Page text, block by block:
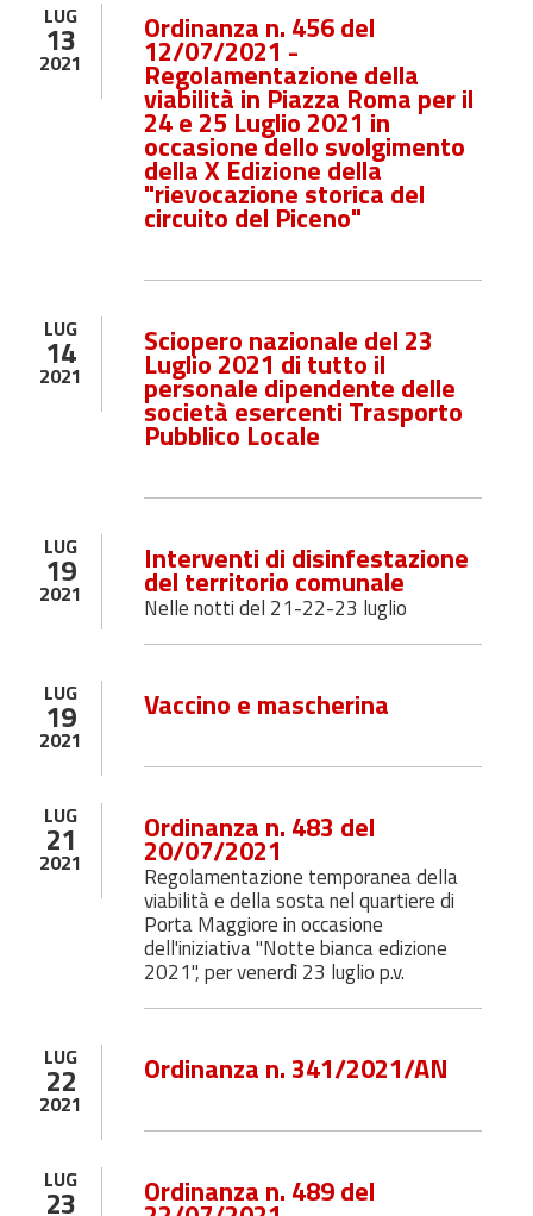
LUG
13
2021
Ordinanza n. 456 del
12/07/2021 -
Regolamentazione della
viabilità in Piazza Roma per il
24 e 25 Luglio 2021 in
occasione dello svolgimento
della X Edizione della
"rievocazione storica del
circuito del Piceno"
LUG
14
2021
Sciopero nazionale del 23
Luglio 2021 di tutto il
personale dipendente delle
società esercenti Trasporto
Pubblico Locale
LUG
19
2021
Interventi di disinfestazione
del territorio comunale
Nelle notti del 21-22-23 luglio
LUG
19
2021
Vaccino e mascherina
LUG
21
2021
Ordinanza n. 483 del
20/07/2021
Regolamentazione temporanea della
viabilità e della sosta nel quartiere di
Porta Maggiore in occasione
dell'iniziativa "Notte bianca edizione
2021", per venerdì 23 luglio p.v.
LUG
22
2021
Ordinanza n. 341/2021/AN
LUG
23 Ordinanza n. 489 del